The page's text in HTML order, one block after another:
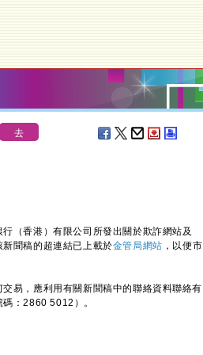
（香港）有限公司所發出關於欺詐網站及
新聞稿的超連結已上載於金管局網站 ，以便市
易，應利用有關新聞稿中的聯絡資料聯絡有
：2860 5012）。